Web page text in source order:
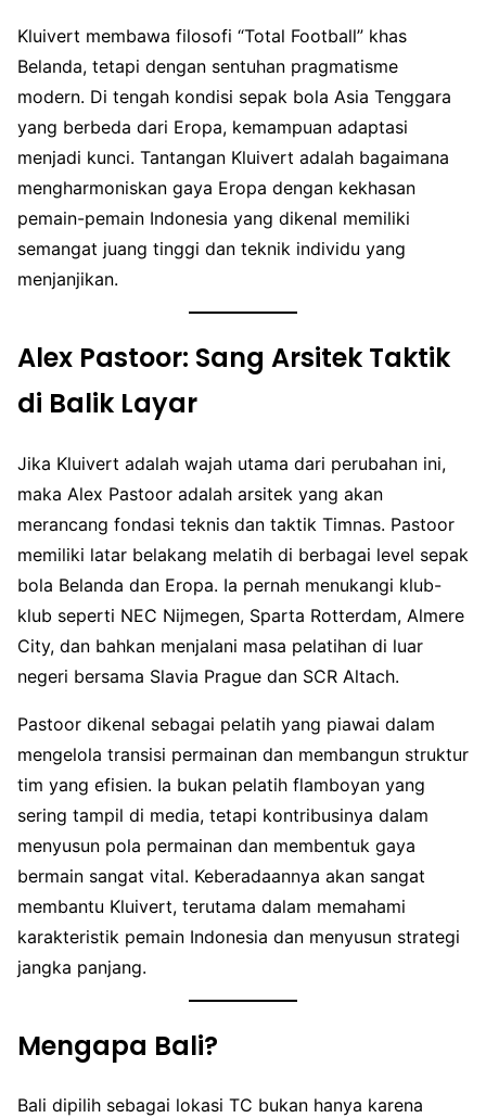
Kluivert membawa filosofi “Total Football” khas
Belanda, tetapi dengan sentuhan pragmatisme
modern. Di tengah kondisi sepak bola Asia Tenggara
yang berbeda dari Eropa, kemampuan adaptasi
menjadi kunci. Tantangan Kluivert adalah bagaimana
mengharmoniskan gaya Eropa dengan kekhasan
pemain-pemain Indonesia yang dikenal memiliki
semangat juang tinggi dan teknik individu yang
menjanjikan.
Alex Pastoor: Sang Arsitek Taktik
di Balik Layar
Jika Kluivert adalah wajah utama dari perubahan ini,
maka Alex Pastoor adalah arsitek yang akan
merancang fondasi teknis dan taktik Timnas. Pastoor
memiliki latar belakang melatih di berbagai level sepak
bola Belanda dan Eropa. Ia pernah menukangi klub-
klub seperti NEC Nijmegen, Sparta Rotterdam, Almere
City, dan bahkan menjalani masa pelatihan di luar
negeri bersama Slavia Prague dan SCR Altach.
Pastoor dikenal sebagai pelatih yang piawai dalam
mengelola transisi permainan dan membangun struktur
tim yang efisien. Ia bukan pelatih flamboyan yang
sering tampil di media, tetapi kontribusinya dalam
menyusun pola permainan dan membentuk gaya
bermain sangat vital. Keberadaannya akan sangat
membantu Kluivert, terutama dalam memahami
karakteristik pemain Indonesia dan menyusun strategi
jangka panjang.
Mengapa Bali?
Bali dipilih sebagai lokasi TC bukan hanya karena